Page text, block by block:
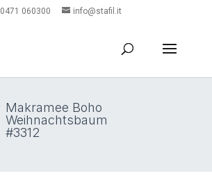
0471 060300 info@stafil.it
Makramee Boho
Weihnachtsbaum
#3312